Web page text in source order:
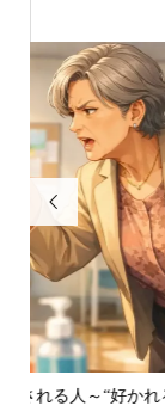

大切 年度末が地獄
[ ケアマネの流